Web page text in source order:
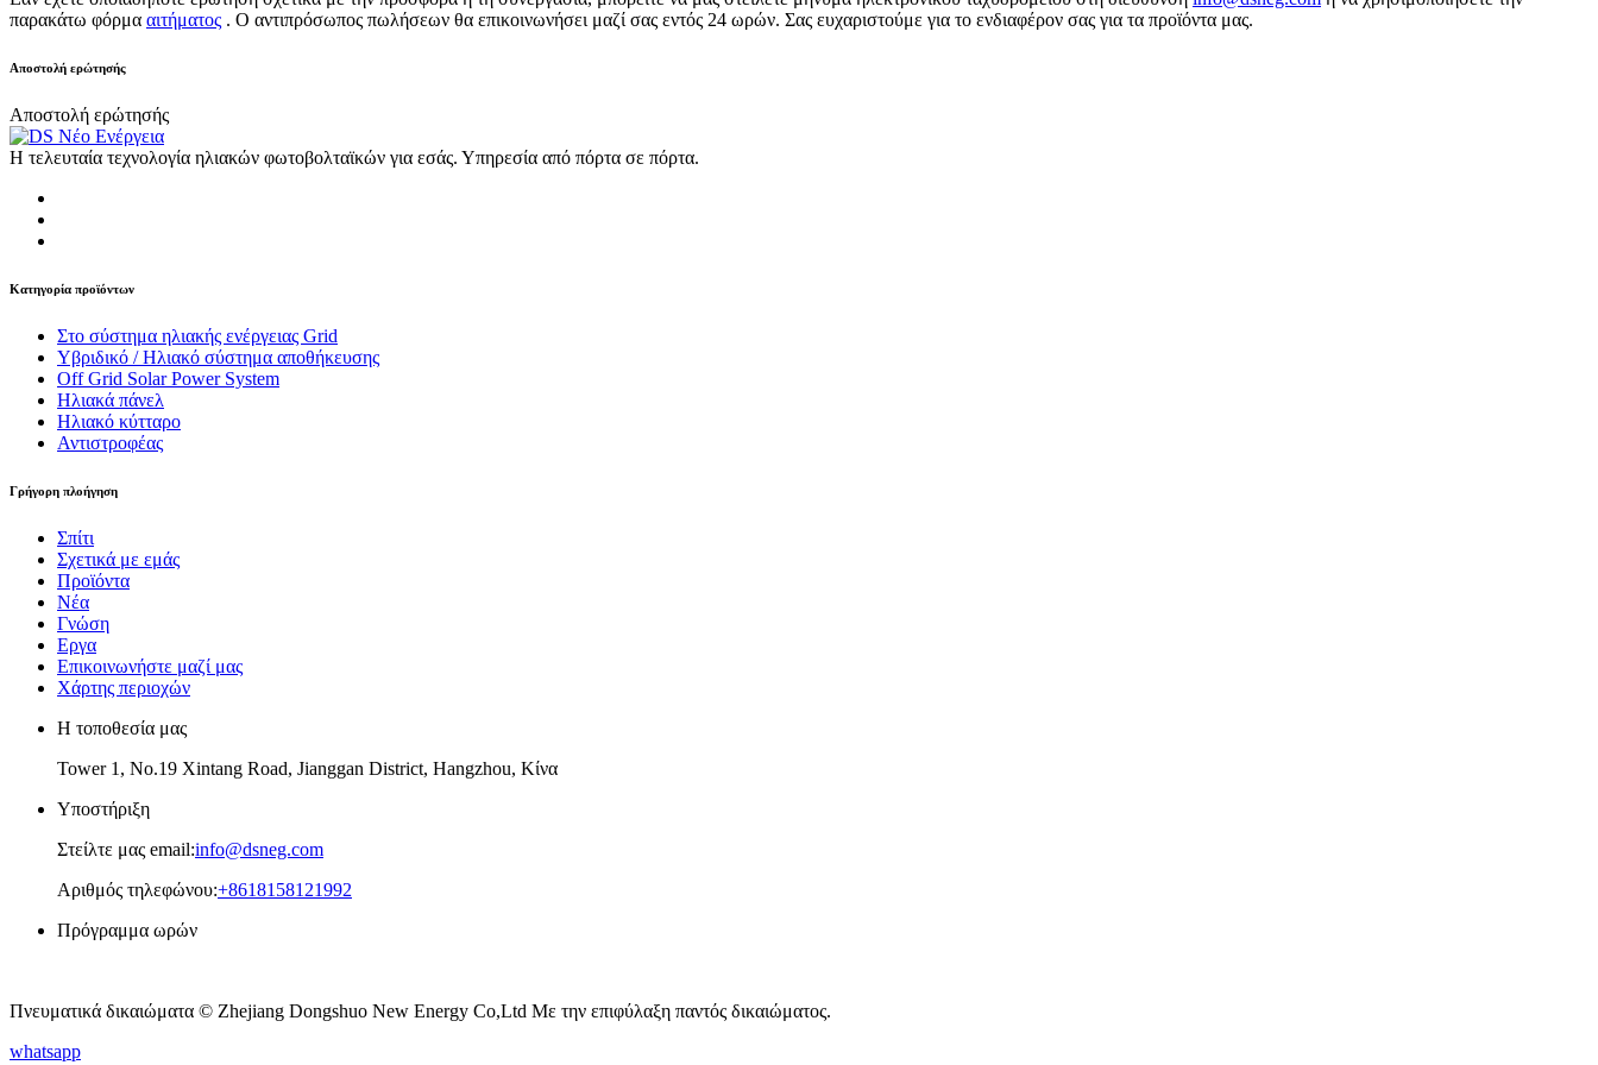
παρακάτω φόρμα αιτήματος . Ο αντιπρόσωπος πωλήσεων θα επικοινωνήσει μαζί σας εντός 24 ωρών. Σας ευχαριστούμε για το ενδιαφέρον σας για τα προϊόντα μας.
Αποστολή ερώτησής
Αποστολή ερώτησής
Η τελευταία τεχνολογία ηλιακών φωτοβολταϊκών για εσάς. Υπηρεσία από πόρτα σε πόρτα.
Κατηγορία προϊόντων
Στο σύστημα ηλιακής ενέργειας Grid
Υβριδικό / Ηλιακό σύστημα αποθήκευσης
Off Grid Solar Power System
Ηλιακά πάνελ
Ηλιακό κύτταρο
Αντιστροφέας
Γρήγορη πλοήγηση
Σπίτι
Σχετικά με εμάς
Προϊόντα
Νέα
Γνώση
Εργα
Επικοινωνήστε μαζί μας
Χάρτης περιοχών
Η τοποθεσία μας
Tower 1, No.19 Xintang Road, Jianggan District, Hangzhou, Κίνα
Υποστήριξη
Στείλτε μας email:info@dsneg.com
Αριθμός τηλεφώνου:+8618158121992
Πρόγραμμα ωρών
Πνευματικά δικαιώματα © Zhejiang Dongshuo New Energy Co,Ltd Με την επιφύλαξη παντός δικαιώματος.
whatsapp